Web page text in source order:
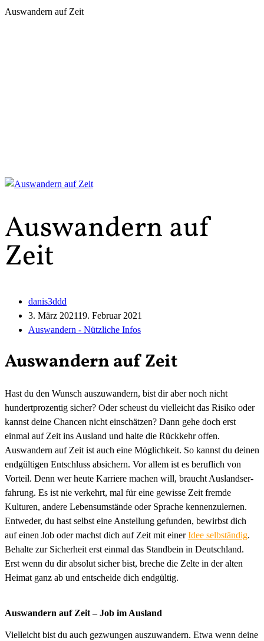
Auswandern auf Zeit
Auswandern auf
Zeit
danis3ddd
3. März 202119. Februar 2021
Auswandern - Nützliche Infos
Auswandern auf Zeit
Hast du den Wunsch auszuwandern, bist dir aber noch nicht
hundertprozentig sicher? Oder scheust du vielleicht das Risiko oder
kannst deine Chancen nicht einschätzen? Dann gehe doch erst
einmal auf Zeit ins Ausland und halte die Rückkehr offen.
Auswandern auf Zeit ist auch eine Möglichkeit. So kannst du deinen
endgültigen Entschluss absichern. Vor allem ist es beruflich von
Vorteil. Denn wer heute Karriere machen will, braucht Auslandser­
fahrung. Es ist nie verkehrt, mal für eine gewisse Zeit fremde
Kulturen, andere Lebensumstände oder Sprache kennen­zulernen.
Entweder, du hast selbst eine Anstellung gefunden, bewirbst dich
auf einen Job oder machst dich auf Zeit mit einerIdee selbständig.
Behalte zur Sicherheit erst einmal das Standbein in Deutschland.
Erst wenn du dir absolut sicher bist, breche die Zelte in der alten
Heimat ganz ab und entscheide dich endgültig.
Auswandern auf Zeit – Job im Ausland
Vielleicht bist du auch gezwungen auszuwandern. Etwa wenn deine